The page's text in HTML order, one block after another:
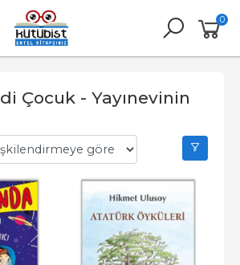
0
Çocuk - Yayınevinin